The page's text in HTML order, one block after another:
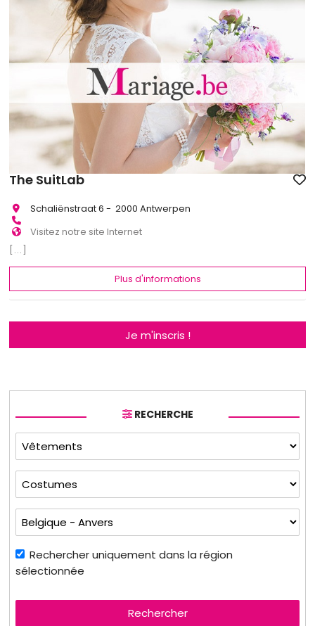
The SuitLab
Schaliënstraat 6 - 2000 Antwerpen
Visitez notre site Internet
[...]
Plus d'informations
Je m'inscris !
RECHERCHE
Rechercher uniquement dans la région
sélectionnée
Rechercher